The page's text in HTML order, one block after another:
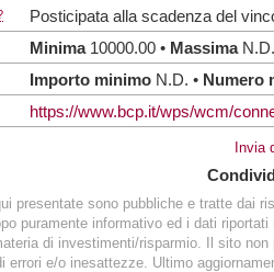
Posticipata alla scadenza del
Minima10000.00 • MassimaN.D.
Importo minimo N.D. • Numero
https://www.bcp.it/wps/wcm/
Invia
presentate sono pubbliche e tratte dai
puramente informativo ed i dati
di investimenti/risparmio. Il sito non
errori e/o inesattezze. Ultimo